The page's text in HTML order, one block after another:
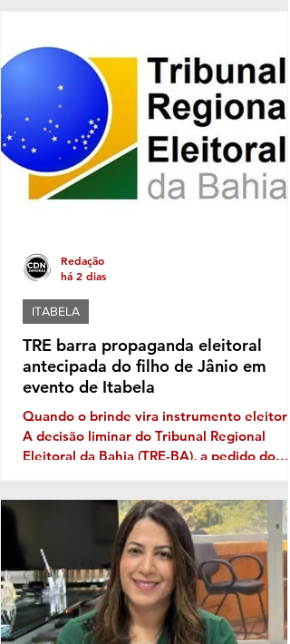
municipal tanto nos anos iniciais quanto
anos finais do Ensino Fundamental, em
comparação com os resultados de 2023.
anos iniciais, a média passou de 3,5, em
2023, para 4,5, em 2025. Já nos a
TRE barra propaganda eleitoral
antecipada do filho de Jânio em
evento de Itabela
Quando o brinde vira instrumento eleitoral
A decisão liminar do Tribunal Regional
Eleitoral da Bahia (TRE-BA), a pedido do
à discussão uma prática que costuma
aparecer no período pré-eleitoral: a
tentativa de transformar eventos
em vitrines para promoção de nomes que
pretendem disputar as eleições. No caso
Itabela, segundo o Ministério Público
Eleitoral, a distribuição de bonés
personalizados com o nome de Jânio Natal
ITABELA
Redação
há 2 dias